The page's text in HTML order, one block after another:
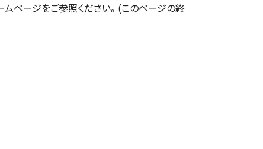
ページをご参照ください。(このページの終